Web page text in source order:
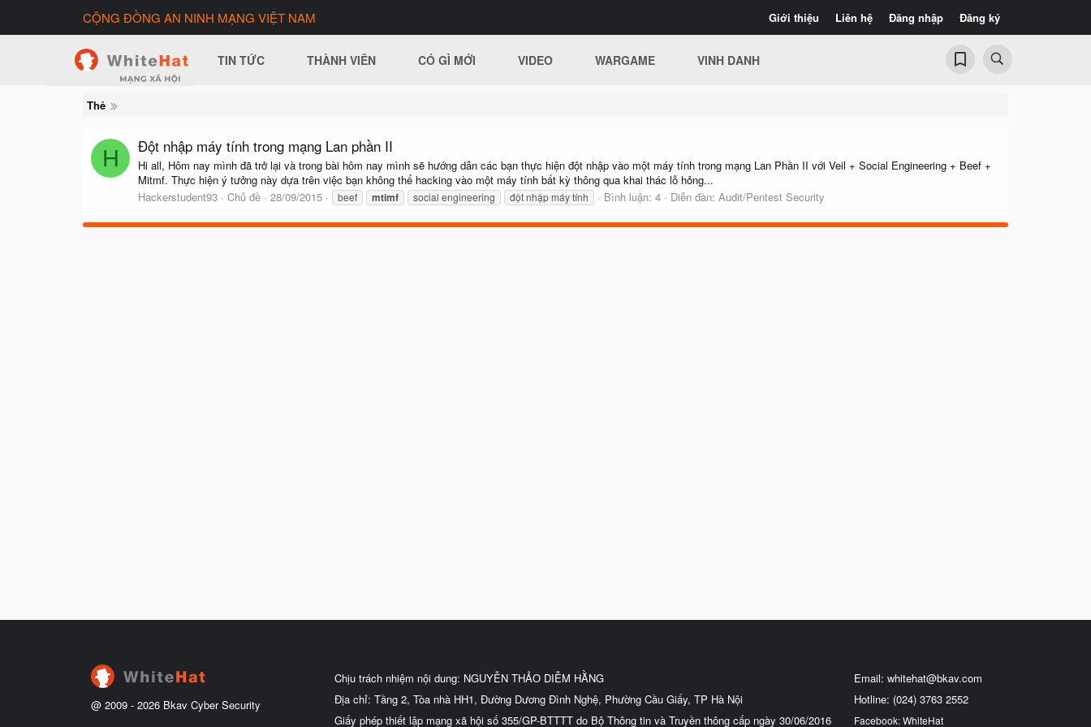
Giới thiệu Liên hệ Đăng nhập Đăng ký
CỘNG ĐỒNG AN NINH MẠNG VIỆT NAM
TIN TỨC THÀNH VIÊN CÓ GÌ MỚI VIDEO WARGAME VINH DANH
Thẻ
H Đột nhập máy tính trong mạng Lan phần II
Hi all, Hôm nay mình đã trở lại và trong bài hôm nay mình sẽ hướng dẫn các bạn thực hiện đột nhập vào một máy tính trong mạng Lan Phần II với Veil + Social Engineering + Beef +
Mitmf. Thực hiện ý tưởng này dựa trên việc bạn không thể hacking vào một máy tính bất kỳ thông qua khai thác lỗ hỏng...
Hackerstudent93
Chủ đề 28/09/2015 beef mtimf social engineering đột nhập máy tính Bình luận: 4 Diễn đàn: Audit/Pentest Security
@ 2009 - 2026 Bkav Cyber Security
Chịu trách nhiệm nội dung: NGUYỄN THẢO DIỄM HẰNG
Địa chỉ: Tầng 2, Tòa nhà HH1, Đường Dương Đình Nghệ, Phường Cầu Giấy, TP Hà Nội
Giấy phép thiết lập mạng xã hội số 355/GP-BTTTT do Bộ Thông tin và Truyền thông cấp ngày 30/06/2016
Email: whitehat@bkav.com
Hotline: (024) 3763 2552
Facebook: WhiteHat